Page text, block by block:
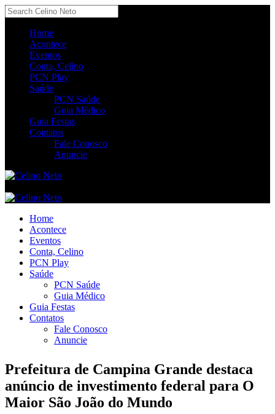
Home
Acontece
Eventos
Conta, Celino
PCN Play
Saúde
PCN Saúde
Guia Médico
Guia Festas
Contatos
Fale Conosco
Anuncie
Home
Acontece
Eventos
Conta, Celino
PCN Play
Saúde
PCN Saúde
Guia Médico
Guia Festas
Contatos
Fale Conosco
Anuncie
Prefeitura de Campina Grande destaca
anúncio de investimento federal para O
Maior São João do Mundo